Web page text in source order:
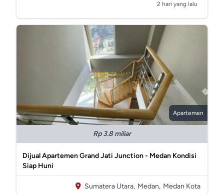
2 hari yang lalu
Apartemen
Rp 3.8 miliar
Dijual Apartemen Grand Jati Junction - Medan Kondisi
Siap Huni
Sumatera Utara, Medan, Medan Kota